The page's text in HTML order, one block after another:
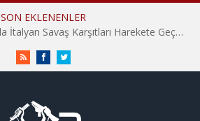
SON EKLENENLER
Hiroşima’nın 81. Yılında İtalyan Savaş Karşıtları Harekete Geçti: “Hatırlamak yeterli değil”
RSS FacebookTwitter